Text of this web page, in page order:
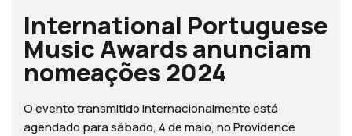
International Portuguese
Music Awards anunciam
nomeações 2024
O evento transmitido internacionalmente está
agendado para sábado, 4 de maio, no Providence